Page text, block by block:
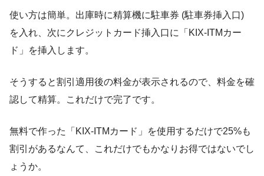
使い方は簡単。出庫時に精算機に駐車券 (駐車券挿入口)
を入れ、次にクレジットカード挿入口に「KIX-ITMカー
ド」を挿入します。
そうすると割引適用後の料金が表示されるので、料金を確
認して精算。これだけで完了です。
無料で作った「KIX-ITMカード」を使用するだけで25%も
割引があるなんて、これだけでもかなりお得ではないでし
ょうか。